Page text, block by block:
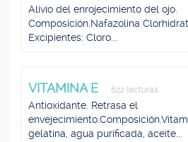
Alivio del enrojecimiento del ojo.
Composición.Nafazolina
Excipientes: Cloro...
VITAMINA E 622 lecturas
Antioxidante. Retrasa el
gelatina, agua purificada, aceite...